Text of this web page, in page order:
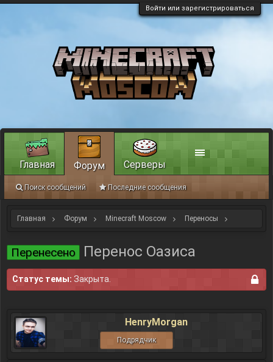
Войти или зарегистрироваться
Главная Форум Minecraft Moscow Переносы
Перенесено Перенос Оазиса
Статус темы: Закрыта.
HenryMorgan
Подрядчик
Главная Форум
Поиск сообщений Последние сообщения
Серверы